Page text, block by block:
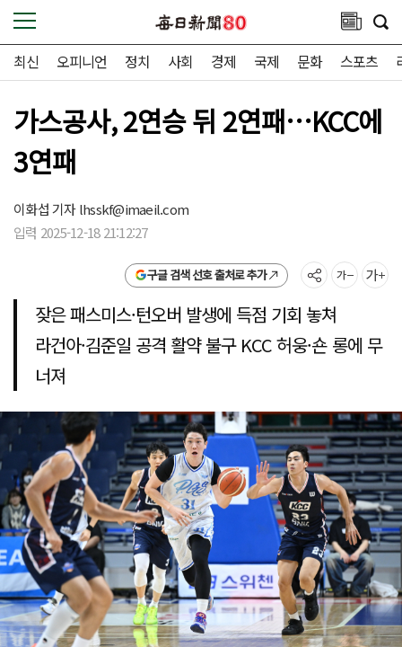
최신 오피니언 정치 사회 경제 국제 문화 스포츠
가스공사, 2연승 뒤 2연패…KCC에
3연패
이화섭 기자lhsskf@imaeil.com
입력 2025-12-18 21:12:27
구글 검색 선호 출처로 추가
잦은 패스미스·턴오버 발생에 득점 기회 놓쳐
라건아·김준일 공격 활약 불구 KCC 허웅·숀 롱에 무
너져